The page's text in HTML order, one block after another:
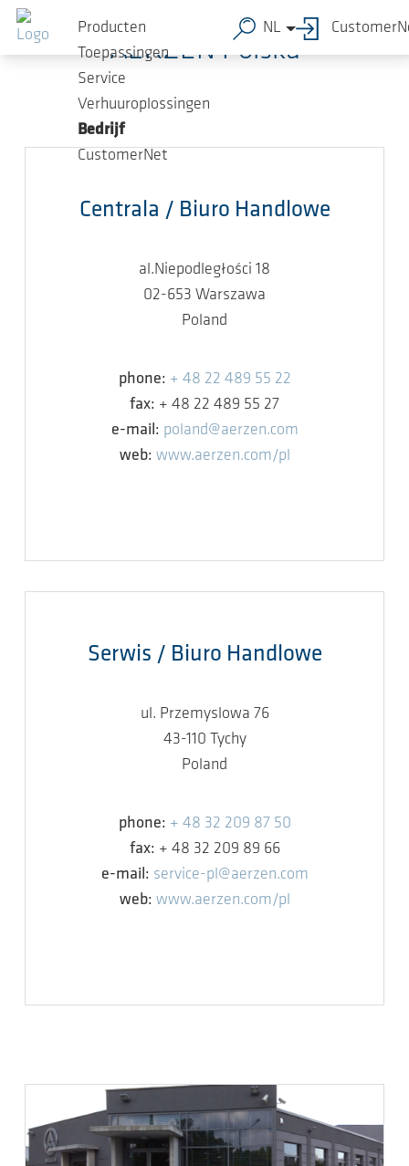
Ga naar de hoofdinhoud
Producten
Toepassingen
Service
Verhuuroplossingen
Bedrijf
CustomerNet
NL
AERZEN Polska
Centrala / Biuro Handlowe
al.Niepodległości 18
02-653 Warszawa
Poland
phone: + 48 22 489 55 22
fax: + 48 22 489 55 27
e-mail: poland@aerzen.com
web: www.aerzen.com/pl
Serwis / Biuro Handlowe
ul. Przemyslowa 76
43-110 Tychy
Poland
phone: + 48 32 209 87 50
fax: + 48 32 209 89 66
e-mail: service-pl@aerzen.com
web: www.aerzen.com/pl